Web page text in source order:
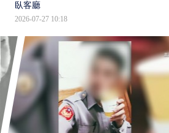
臥客廳
2026-07-27 10:18